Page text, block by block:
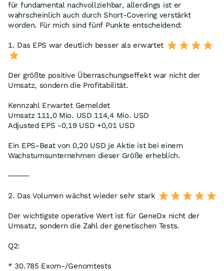
für fundamental nachvollziehbar, allerdings ist er
wahrscheinlich auch durch Short-Covering verstärkt
worden. Für mich sind fünf Punkte entscheidend:
1. Das EPS war deutlich besser als erwartet
Der größte positive Überraschungseffekt war nicht der
Umsatz, sondern die Profitabilität.
Kennzahl Erwartet Gemeldet
Umsatz 111,0 Mio. USD 114,4 Mio. USD
Adjusted EPS -0,19 USD +0,01 USD
Ein EPS-Beat von 0,20 USD je Aktie ist bei einem
Wachstumsunternehmen dieser Größe erheblich.
⸻
2. Das Volumen wächst wieder sehr stark
Der wichtigste operative Wert ist für GeneDx nicht der
Umsatz, sondern die Zahl der genetischen Tests.
Q2:
* 30.785 Exom-/Genomtests